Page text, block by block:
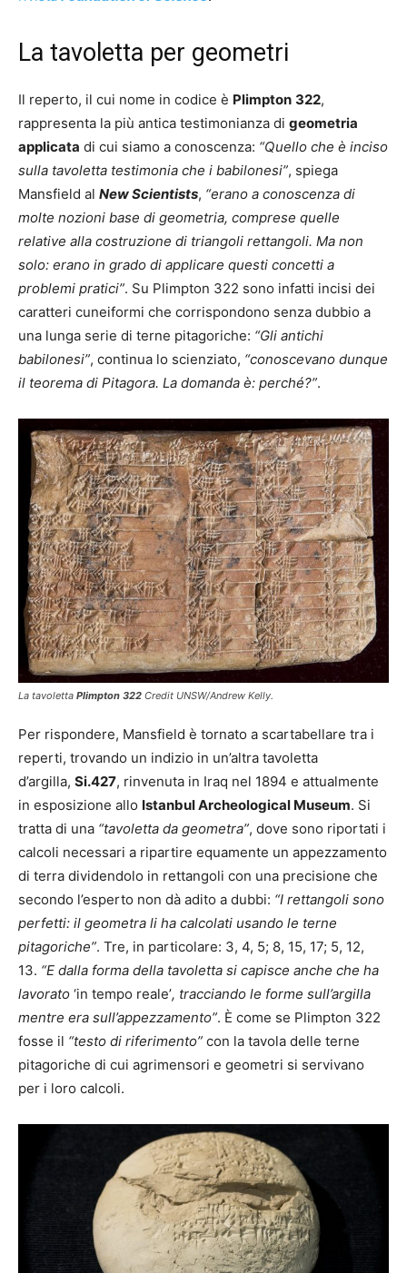
La tavoletta per geometri
Il reperto, il cui nome in codice è Plimpton 322,
rappresenta la più antica testimonianza di geometria
applicata di cui siamo a conoscenza: “Quello che è inciso
sulla tavoletta testimonia che i babilonesi”, spiega
Mansfield al New Scientists, “erano a conoscenza di
molte nozioni base di geometria, comprese quelle
relative alla costruzione di triangoli rettangoli. Ma non
solo: erano in grado di applicare questi concetti a
problemi pratici”. Su Plimpton 322 sono infatti incisi dei
caratteri cuneiformi che corrispondono senza dubbio a
una lunga serie di terne pitagoriche: “Gli antichi
babilonesi”, continua lo scienziato, “conoscevano dunque
il teorema di Pitagora. La domanda è: perché?”.
La tavoletta Plimpton 322 Credit UNSW/Andrew Kelly.
Per rispondere, Mansfield è tornato a scartabellare tra i
reperti, trovando un indizio in un’altra tavoletta
d’argilla, Si.427, rinvenuta in Iraq nel 1894 e attualmente
in esposizione allo Istanbul Archeological Museum. Si
tratta di una “tavoletta da geometra”, dove sono riportati i
calcoli necessari a ripartire equamente un appezzamento
di terra dividendolo in rettangoli con una precisione che
secondo l’esperto non dà adito a dubbi: “I rettangoli sono
perfetti: il geometra li ha calcolati usando le terne
pitagoriche”. Tre, in particolare: 3, 4, 5; 8, 15, 17; 5, 12,
13. “E dalla forma della tavoletta si capisce anche che ha
lavorato ‘in tempo reale’, tracciando le forme sull’argilla
mentre era sull’appezzamento”. È come se Plimpton 322
fosse il “testo di riferimento” con la tavola delle terne
pitagoriche di cui agrimensori e geometri si servivano
per i loro calcoli.